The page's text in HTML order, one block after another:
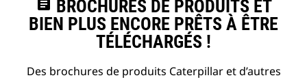
assignment BROCHURES DE PRODUITS ET
BIEN PLUS ENCORE PRÊTS À ÊTRE
TÉLÉCHARGÉS !
Des brochures de produits Caterpillar et d’autres